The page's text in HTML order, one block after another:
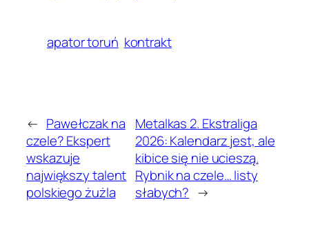
apator toruń kontrakt
← Pawełczak na
czele? Ekspert
wskazuje
największy talent
polskiego żużla
Metalkas 2. Ekstraliga
2026: Kalendarz jest, ale
kibice się nie ucieszą.
Rybnik na czele… listy
słabych? →